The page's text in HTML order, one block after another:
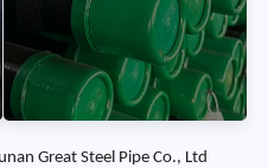
Great Steel Pipe Co., Ltd